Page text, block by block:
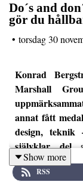
Do´s and
gör du
• torsdag 30
Konrad
Marshall
annat fått
design, teknik
självklar del
man ska
Show more
RSS